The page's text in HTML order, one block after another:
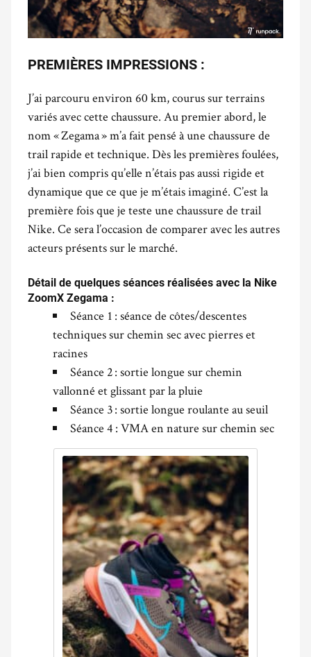
PREMIÈRES IMPRESSIONS :
J’ai parcouru environ 60 km, courus sur terrains
variés avec cette chaussure. Au premier abord, le
nom « Zegama » m’a fait pensé à une chaussure de
trail rapide et technique. Dès les premières foulées,
j’ai bien compris qu’elle n’étais pas aussi rigide et
dynamique que ce que je m’étais imaginé. C’est la
première fois que je teste une chaussure de trail
Nike. Ce sera l’occasion de comparer avec les autres
acteurs présents sur le marché.
Détail de quelques séances réalisées avec la Nike
ZoomX Zegama :
Séance 1 : séance de côtes/descentes
techniques sur chemin sec avecpierreset
racines
Séance 2 : sortie longue sur chemin
vallonné et glissant par la pluie
Séance 3 : sortie longue roulante au seuil
Séance 4 : VMA en nature sur chemin sec